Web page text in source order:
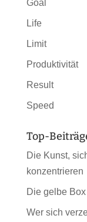
Goal
Life
Limit
Produktivität
Result
Speed
Top-
Die Kunst,
konzentrieren
Die gelbe Box
Wer sich